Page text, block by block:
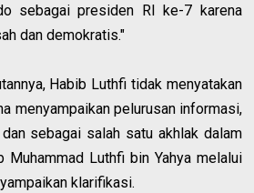
sebagai presiden RI ke-7 karena
dan demokratis."
Habib Luthfi tidak menyatakan
menyampaikan pelurusan informasi,
sebagai salah satu akhlak dalam
Muhammad Luthfi bin Yahya melalui
klarifikasi.